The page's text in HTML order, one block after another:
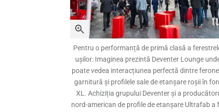
Pentru o performanță de primă clasă a
ușilor: Imaginea prezintă Deventer Lounge
poate vedea interacțiunea perfectă dintre
garnitură și profilele sale de etanșare roșii în
XL. Achiziția grupului Deventer și a
nord-american de profile de etanșare Ultrafab a